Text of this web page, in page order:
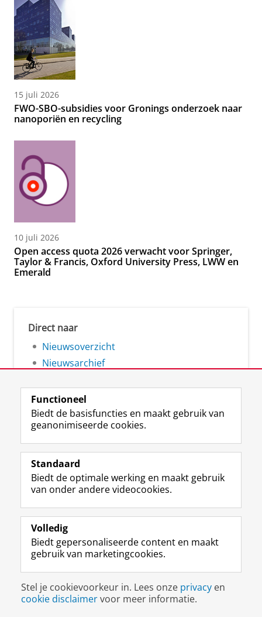
15 juli 2026
FWO-SBO-subsidies voor Gronings onderzoek naar
nanoporiën en recycling
10 juli 2026
Open access quota 2026 verwacht voor Springer,
Taylor & Francis, Oxford University Press, LWW en
Emerald
Direct naar
Nieuwsoverzicht
Nieuwsarchief
Volg de RUG
F
a
e
b
o
p
a
i
n
a
L
i
k
e
I
-
p
g
i
n
R
S
-
f
e
R
k
s
u
I
n
t
r
m
c
c
o
Y
o
T
e
k
a
a
Studiekiezers
Alumni
Over ons
Disclaimer & Copyright
Inloggen
Functioneel
Biedt de basisfuncties en maakt gebruik van
geanonimiseerde cookies.
Standaard
Biedt de optimale werking en maakt gebruik
van onder andere videocookies.
Volledig
Biedt gepersonaliseerde content en maakt
gebruik van marketingcookies.
Stel je cookievoorkeur in. Lees onze privacy en
cookie disclaimervoor meer informatie.